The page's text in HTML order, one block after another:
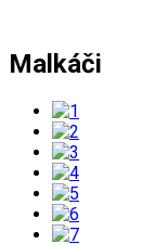
Malkáči